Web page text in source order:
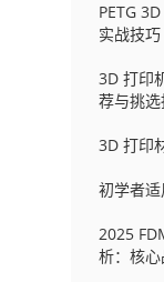
PETG
实战技巧
3D 打印
荐与挑
3D 打印
初学者
2025
析：核